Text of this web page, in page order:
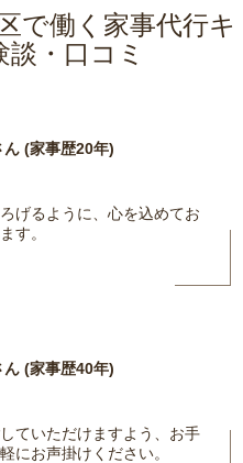
で働く家事代行キ
・口コミ
(家事歴20年)
げるように、心を込めてお
す。
(家事歴40年)
ていただけますよう、お手
にお声掛けください。